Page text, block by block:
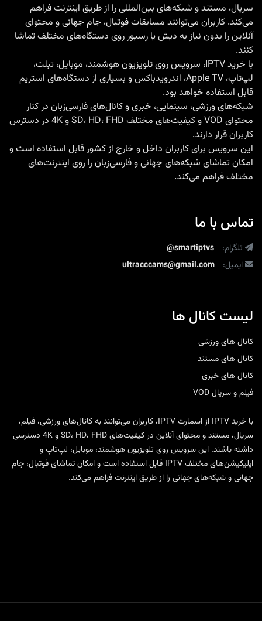
سریال، مستند و شبکه‌های بین‌المللی را از طریق اینترنت فراهم
می‌کند. کاربران می‌توانند مسابقات فوتبال، جام جهانی و محتوای
آنلاین را بدون نیاز به دیش یا رسیور روی دستگاه‌های مختلف تماشا
کنند.
با خرید IPTV
، سرویس روی تلویزیون هوشمند، موبایل، تبلت،
لپ‌تاپ، Apple TV، اندرویدباکس و بسیاری از دستگاه‌های استریم
قابل استفاده خواهد بود.
شبکه‌های ورزشی، سینمایی، خبری و کانال‌های فارسی‌زبان در کنار
محتوای VOD و کیفیت‌های مختلف SD، HD، FHD و 4K در دسترس
کاربران قرار دارند.
این سرویس برای کاربران داخل و خارج از کشور قابل استفاده است و
امکان تماشای شبکه‌های جهانی و فارسی‌زبان را روی اینترنت‌های
مختلف فراهم می‌کند.
تماس با ما
تلگرام:
@smartiptvs
ایمیل:
ultracccams@gmail.com
لیست کانال ها
کانال های ورزشی
کانال های مستند
کانال های خبری
فیلم و سریال VOD
با خرید IPTV ازاسمارت IPTV
، کاربران می‌توانند به کانال‌های ورزشی، فیلم،
سریال، مستند و محتوای آنلاین در کیفیت‌های SD، HD، FHD و 4K دسترسی
داشته باشند. این سرویس روی تلویزیون هوشمند، موبایل، لپ‌تاپ و
اپلیکیشن‌های مختلف IPTV قابل استفاده است و امکان تماشای فوتبال، جام
جهانی و شبکه‌های جهانی را از طریق اینترنت فراهم می‌کند.